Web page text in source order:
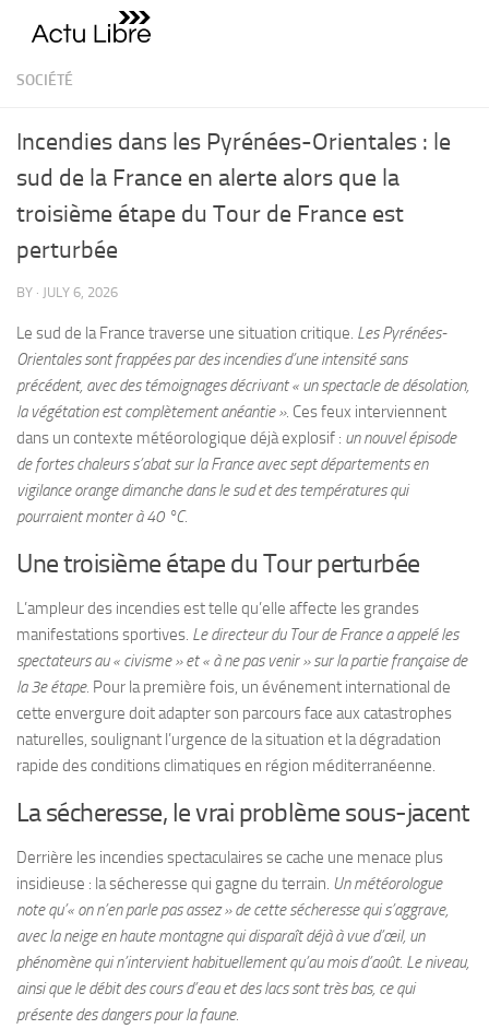
Skip to content
SOCIÉTÉ
Incendies dans les Pyrénées-Orientales : le
sud de la France en alerte alors que la
troisième étape du Tour de France est
perturbée
BY · JULY 6, 2026
Le sud de la France traverse une situation critique. Les Pyrénées-
Orientales sont frappées par des incendies d’une intensité sans
précédent, avec des témoignages décrivant « un spectacle de désolation,
la végétation est complètement anéantie ». Ces feux interviennent
dans un contexte météorologique déjà explosif : un nouvel épisode
de fortes chaleurs s’abat sur la France avec sept départements en
vigilance orange dimanche dans le sud et des températures qui
pourraient monter à 40 °C.
Une troisième étape du Tour perturbée
L’ampleur des incendies est telle qu’elle affecte les grandes
manifestations sportives. Le directeur du Tour de France a appelé les
spectateurs au « civisme » et « à ne pas venir » sur la partie française de
la 3e étape. Pour la première fois, un événement international de
cette envergure doit adapter son parcours face aux catastrophes
naturelles, soulignant l’urgence de la situation et la dégradation
rapide des conditions climatiques en région méditerranéenne.
La sécheresse, le vrai problème sous-jacent
Derrière les incendies spectaculaires se cache une menace plus
insidieuse : la sécheresse qui gagne du terrain. Un météorologue
note qu’« on n’en parle pas assez » de cette sécheresse qui s’aggrave,
avec la neige en haute montagne qui disparaît déjà à vue d’œil, un
phénomène qui n’intervient habituellement qu’au mois d’août. Le niveau,
ainsi que le débit des cours d’eau et des lacs sont très bas, ce qui
présente des dangers pour la faune.